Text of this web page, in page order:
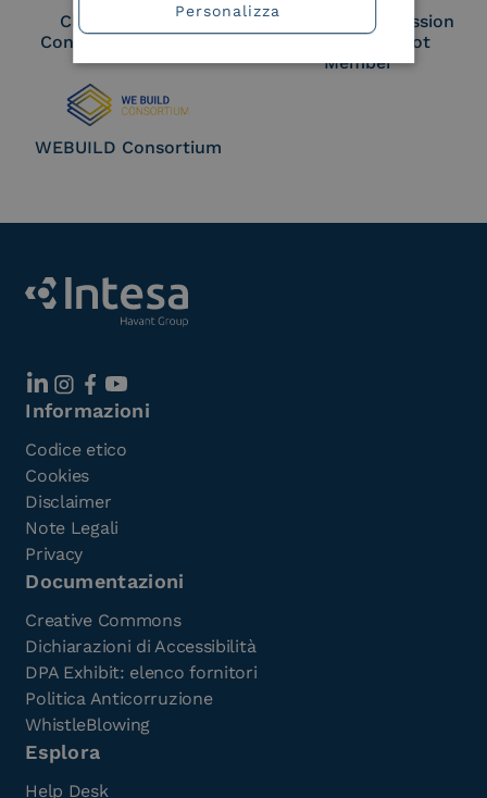
Cloud Signature
Consortium Member
European Commission
Large Scale Pilot
Member
WEBUILD Consortium
Informazioni
Codice etico
Cookies
Disclaimer
Note Legali
Privacy
Documentazioni
Creative Commons
Dichiarazioni di Accessibilità
DPA Exhibit: elenco fornitori
Politica Anticorruzione
WhistleBlowing
Esplora
Help Desk
Personalizza